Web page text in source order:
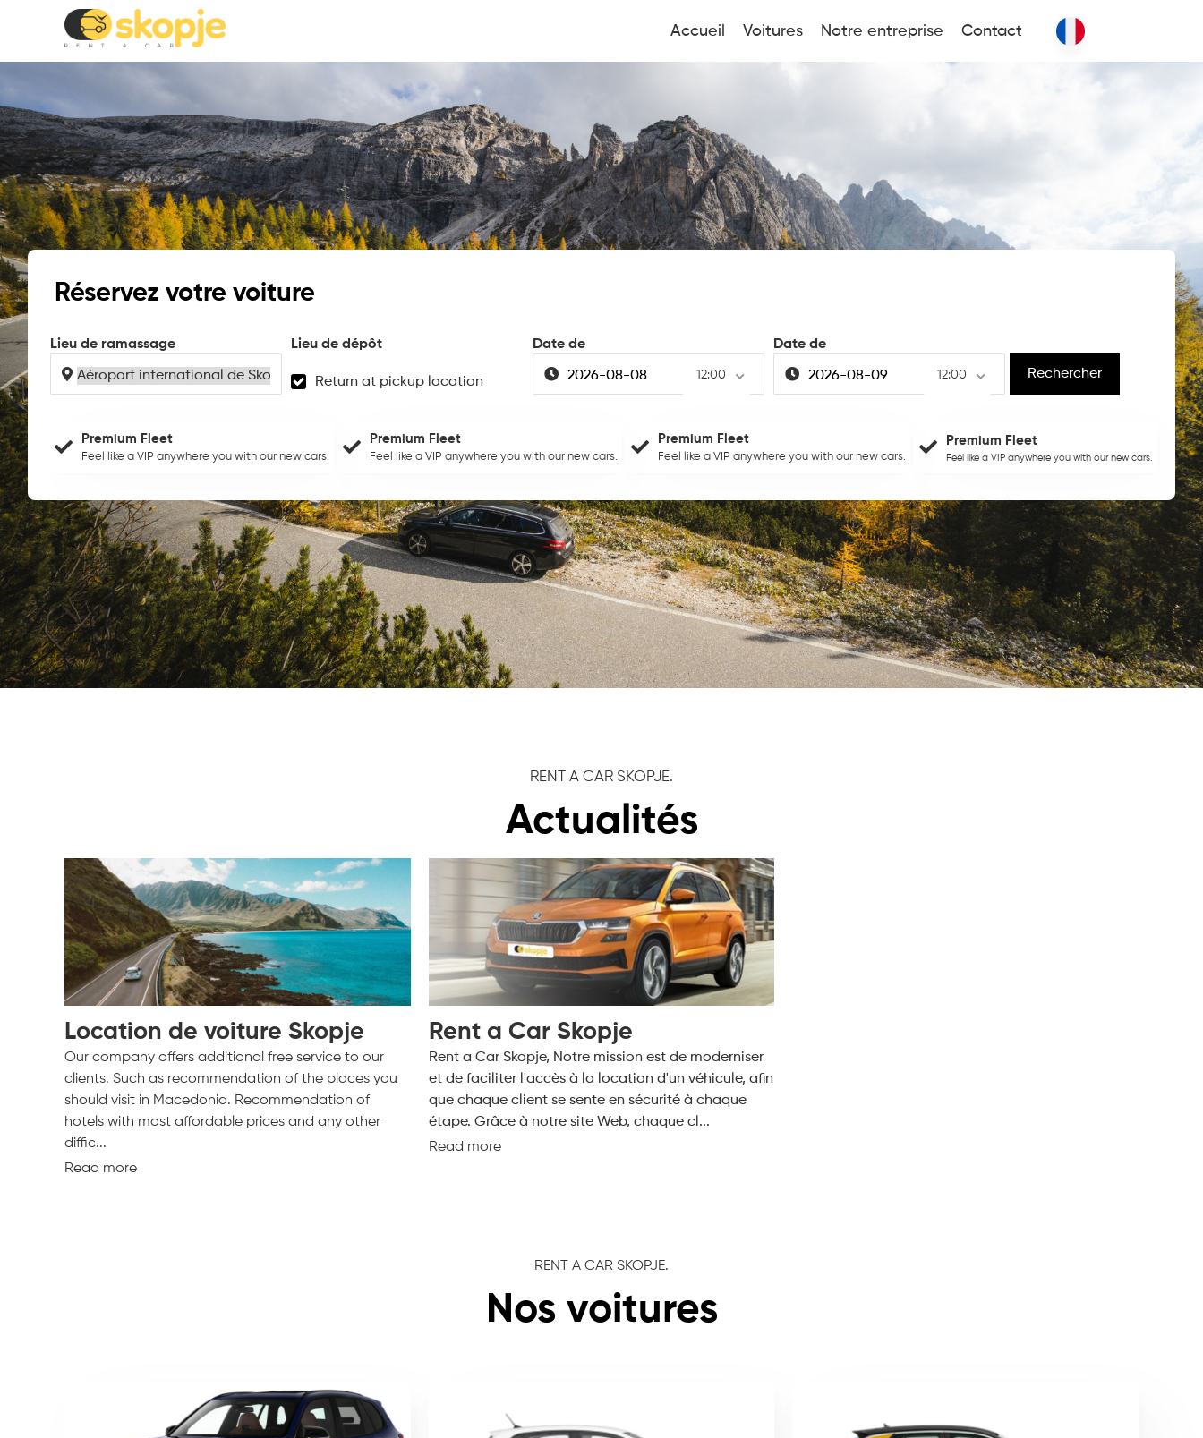
Accueil Voitures Notre entreprise Contact
Réservez votre voiture
Lieu de ramassage Lieu de dépôt
Return at pickup location
Date de
12:00
Date de
12:00 Rechercher
Premium Fleet
Feel like a VIP anywhere you with our new cars.
Premium Fleet
Feel like a VIP anywhere you with our new cars.
Premium Fleet
Feel like a VIP anywhere you with our new cars.
Premium Fleet
Feel like a VIP anywhere you with our new cars.
RENT A CAR SKOPJE.
Actualités
Location de voiture Skopje
Our company offers additional free service to our
clients. Such as recommendation of the places you
should visit in Macedonia. Recommendation of
hotels with most affordable prices and any other
diffic...
Read more
Rent a Car Skopje
Rent a Car Skopje, Notre mission est de moderniser
et de faciliter l'accès à la location d'un véhicule, afin
que chaque client se sente en sécurité à chaque
étape. Grâce à notre site Web, chaque cl...
Read more
RENT A CAR SKOPJE.
Nos voitures